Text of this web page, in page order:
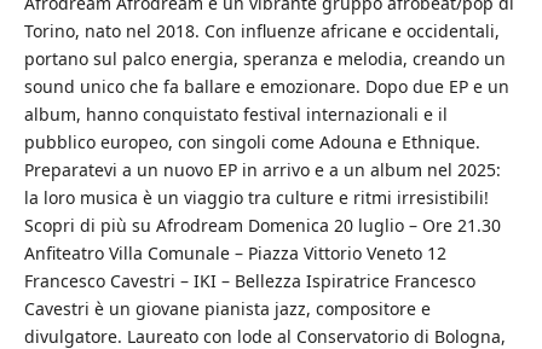
Torino, nato nel 2018. Con influenze africane e occidentali,
portano sul palco energia, speranza e melodia, creando un
sound unico che fa ballare e emozionare. Dopo due EP e un
album, hanno conquistato festival internazionali e il
pubblico europeo, con singoli come Adouna e Ethnique.
Preparatevi a un nuovo EP in arrivo e a un album nel 2025:
la loro musica è un viaggio tra culture e ritmi irresistibili!
Scopri di più su Afrodream Domenica 20 luglio – Ore 21.30
Anfiteatro Villa Comunale – Piazza Vittorio Veneto 12
Francesco Cavestri – IKI – Bellezza Ispiratrice Francesco
Cavestri è un giovane pianista jazz, compositore e
divulgatore. Laureato con lode al Conservatorio di Bologna,